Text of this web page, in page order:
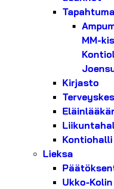
MM-
Kirjasto
Kontiohalli
Lieksa
Ukko-Kolin